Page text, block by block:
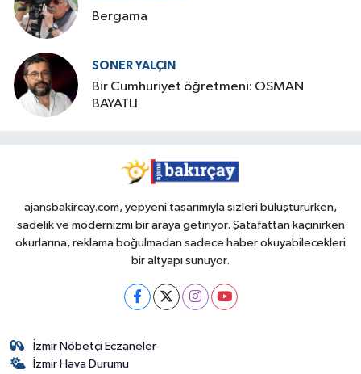
Bergama
SONER YALÇIN
Bir Cumhuriyet öğretmeni: OSMAN
BAYATLI
ajansbakircay.com, yepyeni tasarımıyla sizleri buluştururken,
sadelik ve modernizmi bir araya getiriyor. Şatafattan kaçınırken
okurlarına, reklama boğulmadan sadece haber okuyabilecekleri
bir altyapı sunuyor.
İzmir Nöbetçi Eczaneler
İzmir Hava Durumu